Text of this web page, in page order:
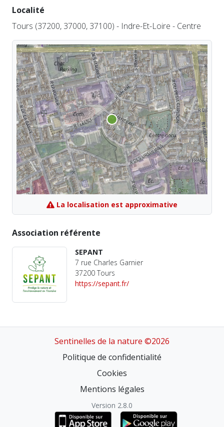
Localité
Tours (37200, 37000, 37100) - Indre-Et-Loire - Centre
La localisation est approximative
Association référente
SEPANT
7 rue Charles Garnier
37200 Tours
https://sepant.fr/
Sentinelles de la nature ©2026
Politique de confidentialité
Cookies
Mentions légales
Version 2.8.0